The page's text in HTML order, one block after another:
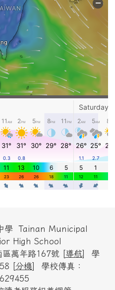
學 Tainan Municipal
High School
區萬年路167號 [導航] 學
[分機] 學校傳真：